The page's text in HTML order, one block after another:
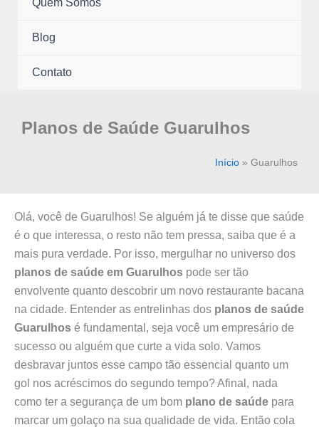
Quem Somos
Blog
Contato
Planos de Saúde Guarulhos
Início » Guarulhos
Olá, você de Guarulhos! Se alguém já te disse que saúde
é o que interessa, o resto não tem pressa, saiba que é a
mais pura verdade. Por isso, mergulhar no universo dos
planos de saúde em Guarulhos pode ser tão
envolvente quanto descobrir um novo restaurante bacana
na cidade. Entender as entrelinhas dos planos de saúde
Guarulhos é fundamental, seja você um empresário de
sucesso ou alguém que curte a vida solo. Vamos
desbravar juntos esse campo tão essencial quanto um
gol nos acréscimos do segundo tempo? Afinal, nada
como ter a segurança de um bom plano de saúde para
marcar um golaço na sua qualidade de vida. Então cola